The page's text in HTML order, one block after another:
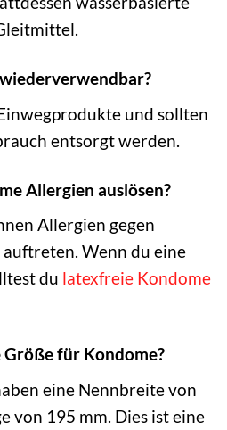
und sollten
entsorgt werden.
Allergien auslösen?
Allergien gegen
Wenn du eine
du latexfreie Kondome
für Kondome?
eine Nennbreite von
von 195 mm. Dies ist eine